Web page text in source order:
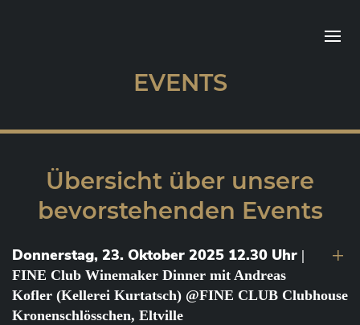
EVENTS
Übersicht über unsere
bevorstehenden Events
Donnerstag, 23. Oktober 2025 12.30 Uhr |
FINE Club Winemaker Dinner mit Andreas
Kofler (Kellerei Kurtatsch) @FINE CLUB Clubhouse
Kronenschlösschen, Eltville